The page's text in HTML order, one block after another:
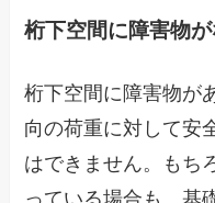
桁下空間に障害物
桁下空間に障害物が
向の荷重に対して安
はできません。もち